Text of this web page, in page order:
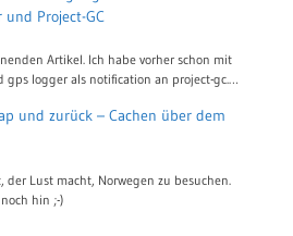
und Project-GC
Artikel. Ich habe vorher schon mit
gps logger als notification an project-gc.…
und zurück – Cachen über dem
der Lust macht, Norwegen zu besuchen.
hin ;-)